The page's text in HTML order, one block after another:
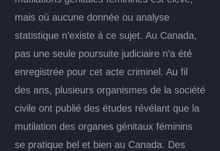
mais où aucune donnée ou analyse
statistique n’existe à ce sujet. Au Canada,
pas une seule poursuite judiciaire n’a été
enregistrée pour cet acte criminel. Au fil
des ans, plusieurs organismes de la société
civile ont publié des études révélant que la
mutilation des organes génitaux féminins
se pratique bel et bien au Canada. Des